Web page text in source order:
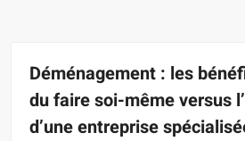
Déménagement : les
du faire soi-même versus
d’une entreprise